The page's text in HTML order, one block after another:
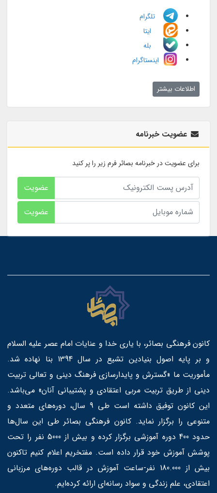
تلگرام
ایتا
بله
اینستاگرام
اطلاعات بیشتر
عضویت خبرنامه
برای عضویت در خبرنامه بصائر فرم زیر را پر کنید
عضویت
عضویت
کانون فرهنگی بصائر، با یاری خدا و عنایات امام عصر علیه السلام
و بر پایه اصول بنیادین تشیع در سال 1394 بنا نهاده شد.
مأموریت ما «گسترش و پایدارسازی فرهنگ دینی و تعالی تربیت
دینی از طریق تربیت مربی اعتقادی و پشتیبانی آنان» می‌باشد.
این کانون توفیق داشته است طی 9 سال، دوره‌های متعدد و
متنوعی را برگزار نماید. کانون فرهنگی بصائر طی این سال‌ها
حدود 400 دوره آموزشی برگزار کرده و بیش از 5000 نفر را تحت
پوشش آموزش خود قرار داده است. مفتخریم اعلام کنیم تاکنون
بیش از 180.000 نفر-ساعت آموزش در قالب دوره‌های مرزبانی
اعتقادی، علم زندگی و سواد رسانه‌ای ارائه کرده‌ایم.